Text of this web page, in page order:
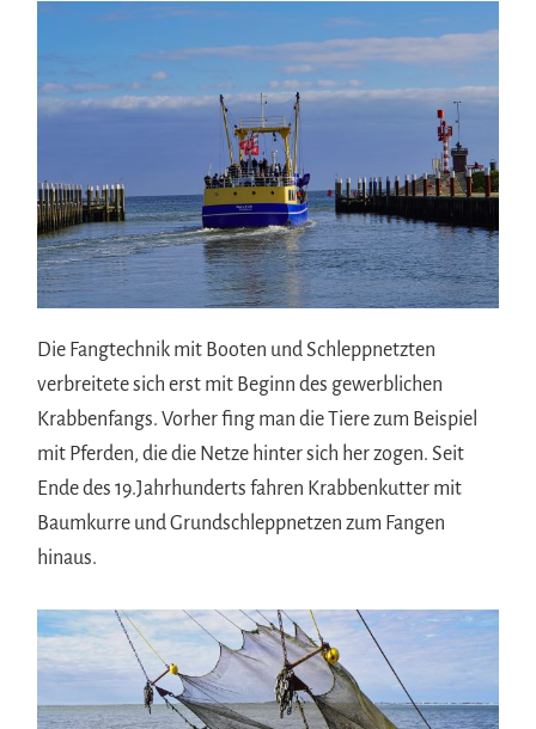
Die Fangtechnik mit Booten und Schleppnetzten
verbreitete sich erst mit Beginn des gewerblichen
Krabbenfangs. Vorher fing man die Tiere zum Beispiel
mit Pferden, die die Netze hinter sich her zogen. Seit
Ende des 19.Jahrhunderts fahren Krabbenkutter mit
Baumkurre und Grundschleppnetzen zum Fangen
hinaus.